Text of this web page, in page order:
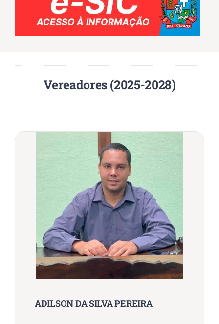
Vereadores (2025-2028)
ADILSON DA SILVA PEREIRA